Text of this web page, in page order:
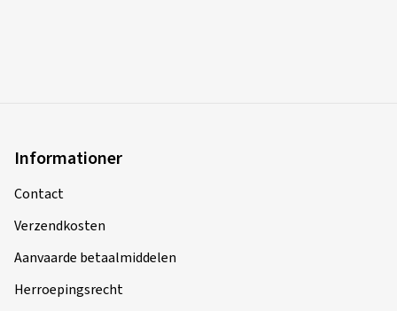
Informationer
Contact
Verzendkosten
Aanvaarde betaalmiddelen
Herroepingsrecht